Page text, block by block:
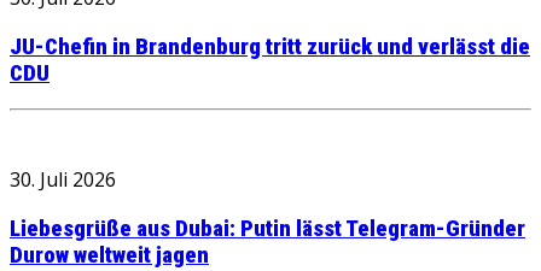
JU-Chefin in Brandenburg tritt zurück und verlässt die
CDU
30. Juli 2026
Liebesgrüße aus Dubai: Putin lässt Telegram-Gründer
Durow weltweit jagen